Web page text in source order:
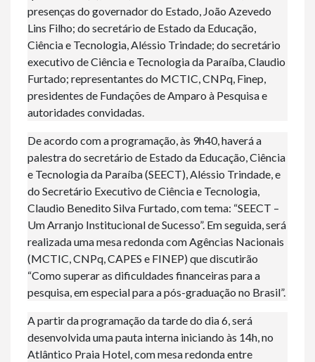
presenças do governador do Estado, João Azevedo
Lins Filho; do secretário de Estado da Educação,
Ciência e Tecnologia, Aléssio Trindade; do secretário
executivo de Ciência e Tecnologia da Paraíba, Claudio
Furtado; representantes do MCTIC, CNPq, Finep,
presidentes de Fundações de Amparo à Pesquisa e
autoridades convidadas.
De acordo com a programação, às 9h40, haverá a
palestra do secretário de Estado da Educação, Ciência
e Tecnologia da Paraíba (SEECT), Aléssio Trindade, e
do Secretário Executivo de Ciência e Tecnologia,
Claudio Benedito Silva Furtado, com tema: “SEECT –
Um Arranjo Institucional de Sucesso”. Em seguida, será
realizada uma mesa redonda com Agências Nacionais
(MCTIC, CNPq, CAPES e FINEP) que discutirão
“Como superar as dificuldades financeiras para a
pesquisa, em especial para a pós-graduação no Brasil”.
A partir da programação da tarde do dia 6, será
desenvolvida uma pauta interna iniciando às 14h, no
Atlântico Praia Hotel, com mesa redonda entre